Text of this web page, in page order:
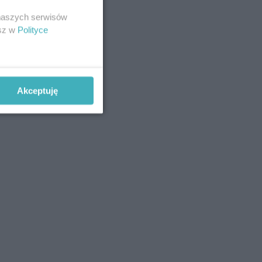
serwisów
w Polityce
Akceptuję